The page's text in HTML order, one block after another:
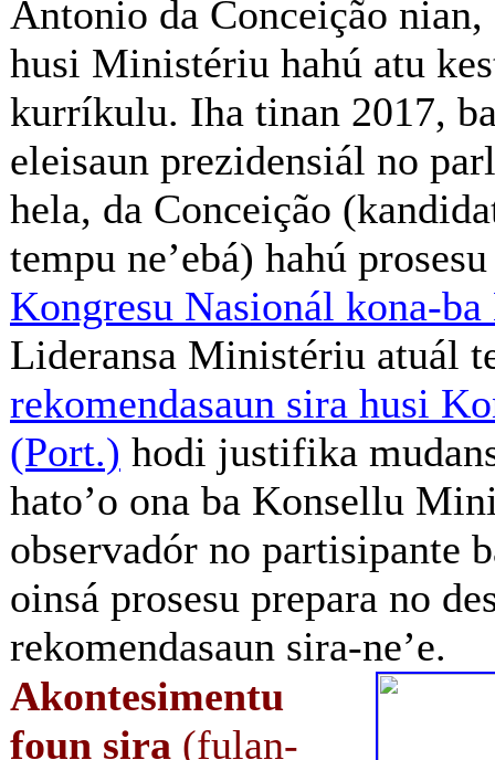
Antonio da Conceição
husi Ministériu hahú atu
kurríkulu. Iha tinan 2017,
eleisaun prezidensiál no
hela, da Conceição
tempu ne’ebá) hahú
Kongresu Nasionál kona-ba
Lideransa Ministériu atuál
rekomendasaun sira husi
(Port.) hodi justifika
hato’o ona ba Konsellu
observadór no partisipante
oinsá prosesu prepara no
rekomendasaun sira-ne’e.
Akontesimentu
foun sira (fulan-